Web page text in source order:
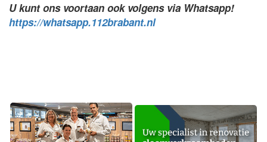
U kunt ons voortaan ook volgens via Whatsapp!
https://whatsapp.112brabant.nl